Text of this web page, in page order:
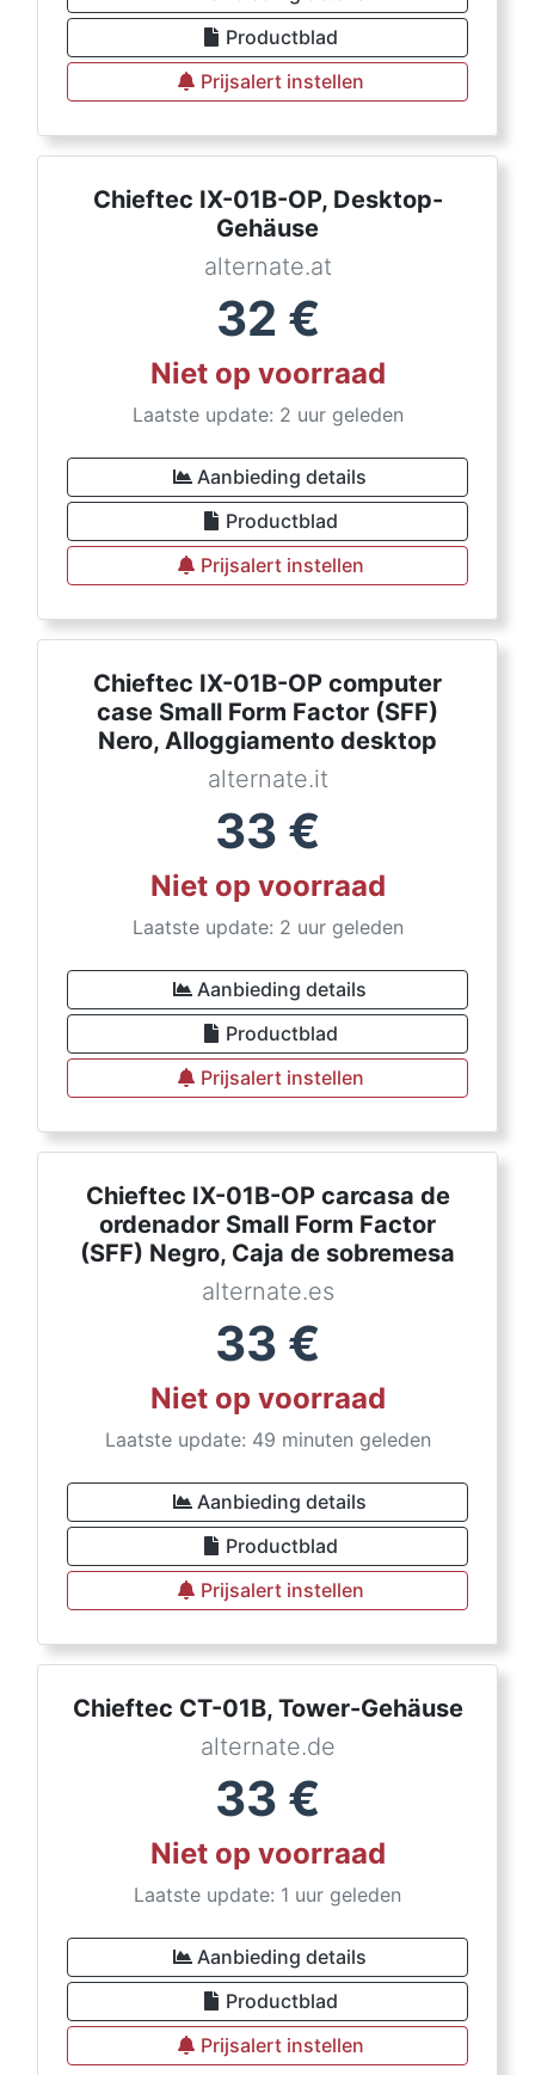
Productblad
Prijsalert instellen
Chieftec IX-01B-OP, Desktop-
Gehäuse
alternate.at
32 €
Niet op voorraad
Laatste update: 2 uur geleden
Aanbieding details
Productblad
Prijsalert instellen
Chieftec IX-01B-OP computer
case Small Form Factor (SFF)
Nero, Alloggiamento desktop
alternate.it
33 €
Niet op voorraad
Laatste update: 2 uur geleden
Aanbieding details
Productblad
Prijsalert instellen
Chieftec IX-01B-OP carcasa de
ordenador Small Form Factor
(SFF) Negro, Caja de sobremesa
alternate.es
33 €
Niet op voorraad
Laatste update: 49 minuten geleden
Aanbieding details
Productblad
Prijsalert instellen
Chieftec CT-01B, Tower-Gehäuse
alternate.de
33 €
Niet op voorraad
Laatste update: 1 uur geleden
Aanbieding details
Productblad
Prijsalert instellen